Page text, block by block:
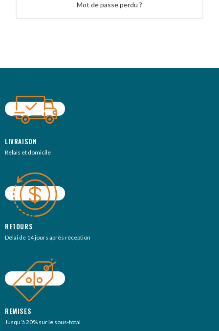
Mot de passe perdu ?
LIVRAISON
Relais et domicile
RETOURS
Délai de 14 jours après réception
REMISES
Jusqu’à 20% sur le sous-total